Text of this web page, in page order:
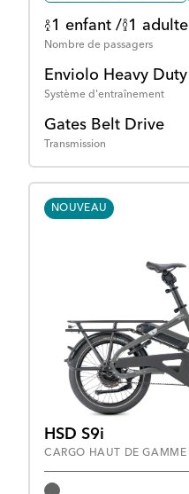
1 enfant / 1 adulte
Nombre de passagers
Enviolo Heavy Duty
Système d'entraînement
Gates Belt Drive
Transmission
NOUVEAU
HSD S9i
CARGO HAUT DE GAMME